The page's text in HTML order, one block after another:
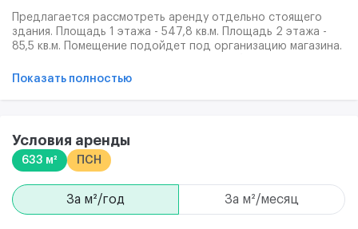
Предлагается рассмотреть аренду отдельно стоящего
здания. Площадь 1 этажа - 547,8 кв.м. Площадь 2 этажа -
85,5 кв.м. Помещение подойдет под организацию магазина.
грузового транспорта, парковка на территории.
Показать полностью
Условия аренды
633 м² ПСН
за м²/год за м²/месяц